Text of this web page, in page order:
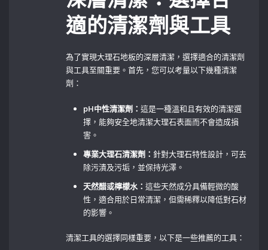
適的清潔劑與工具
為了實現大理石地板的深層清潔，選擇適合的清潔劑
與工具至關重要。首先，您可以考量以下幾種清潔
劑：
pH中性清潔劑：這是一種溫和且有效的清潔選
擇，能夠安全地清潔大理石表面而不會造成損
害。
專業大理石清潔劑： 針對大理石特性設計，可去
除污漬及污垢，並保持光澤。
天然醋或檸檬水：這些天然成分具備輕微的酸
性，適合用於日常清潔，但需稀釋以降低對石材
的影響。
清潔工具的選擇同樣重要，以下是一些推薦的工具：